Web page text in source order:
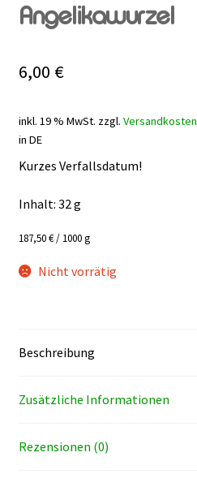
Angelikawurzel
6,00 €
inkl. 19 % MwSt. zzgl. Versandkosten
in DE
Kurzes Verfallsdatum!
Inhalt: 32g
187,50€/ 1000g
Nicht vorrätig
Beschreibung
Zusätzliche Informationen
Rezensionen (0)